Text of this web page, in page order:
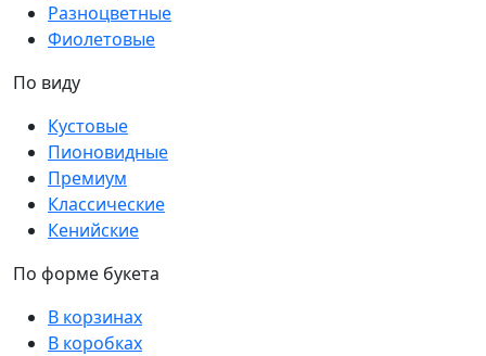
Разноцветные
Фиолетовые
По виду
Кустовые
Пионовидные
Премиум
Классические
Кенийские
По форме букета
В корзинах
В коробках